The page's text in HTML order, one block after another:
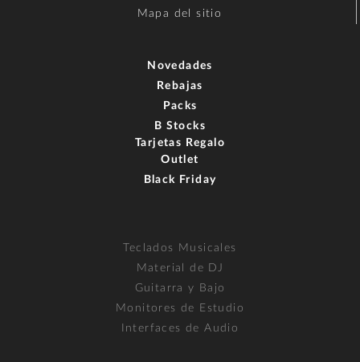
Mapa del sitio
Novedades
Rebajas
Packs
B Stocks
Tarjetas Regalo
Outlet
Black Friday
Teclados Musicales
Material de DJ
Guitarra y Bajo
Monitores de Estudio
Interfaces de Audio